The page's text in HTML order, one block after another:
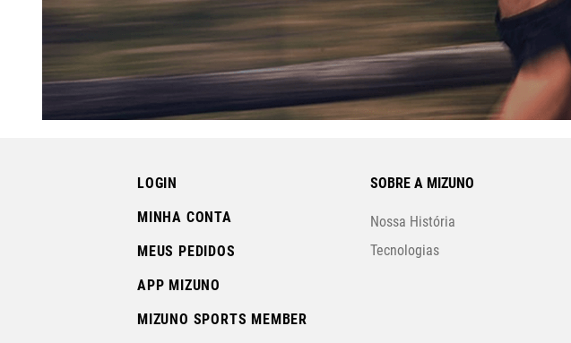
LOGIN
MINHA CONTA
MEUS PEDIDOS
APP MIZUNO
MIZUNO SPORTS MEMBER
SOBRE A MIZUNO
Nossa História
Tecnologias